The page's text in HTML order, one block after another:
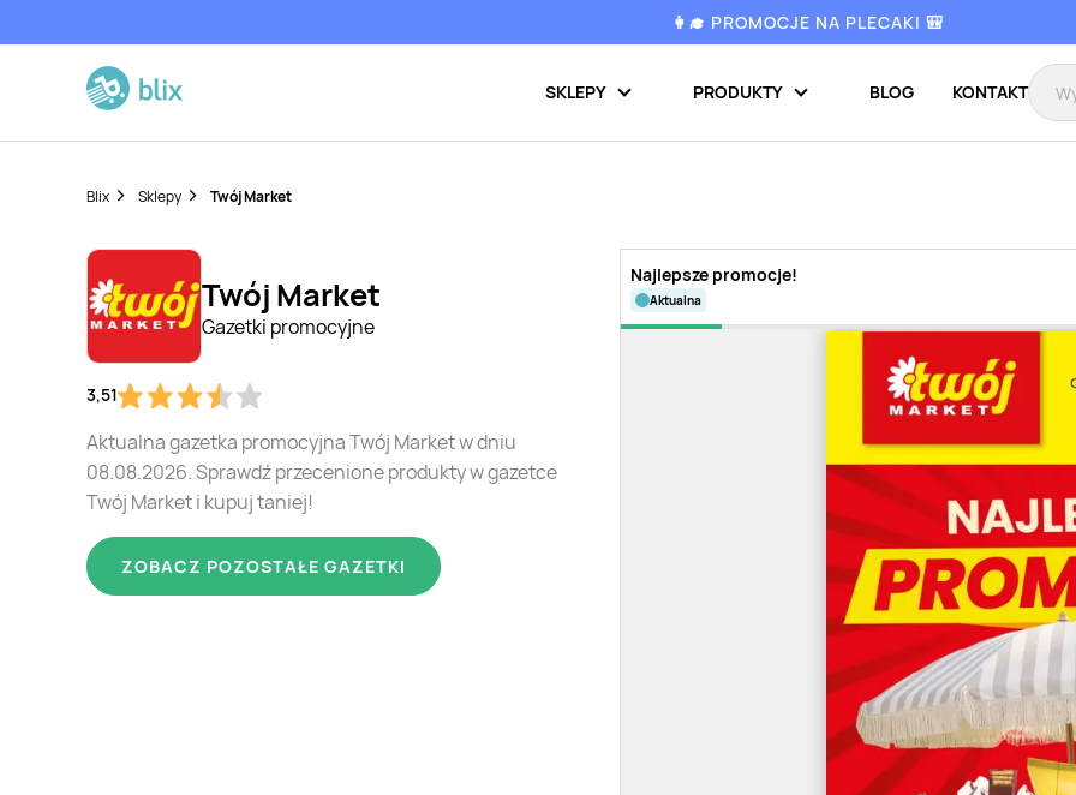
👩‍🎓 PROMOCJE NA PLECAKI 🎒
SKLEPY PRODUKTY BLOG KONTAKT
Blix Sklepy Twój Market
Twój Market
Gazetki promocyjne
3,51
Aktualna gazetka promocyjna Twój Market w dniu
08.08.2026. Sprawdź przecenione produkty w gazetce
Twój Market i kupuj taniej!
ZOBACZ POZOSTAŁE GAZETKI
Najlepsze promocje!
aktualna